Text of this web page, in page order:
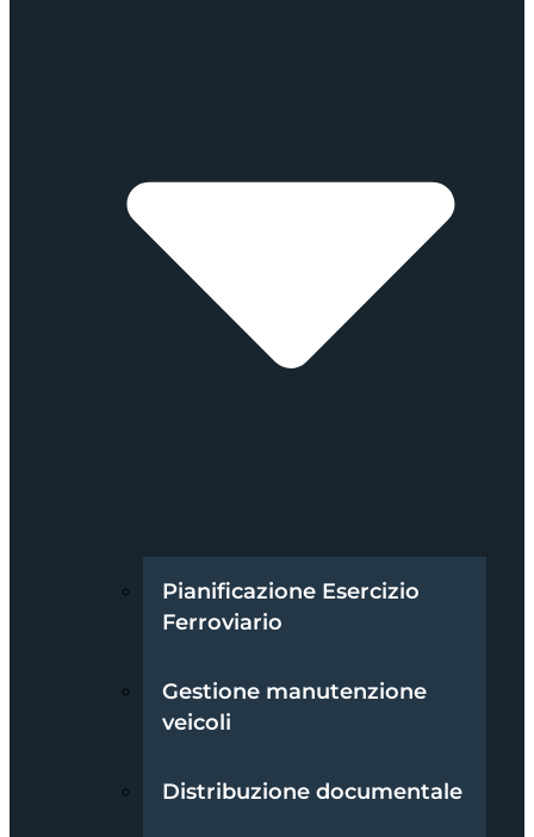
Pianificazione Esercizio
Ferroviario
Gestione manutenzione
veicoli
Distribuzione documentale